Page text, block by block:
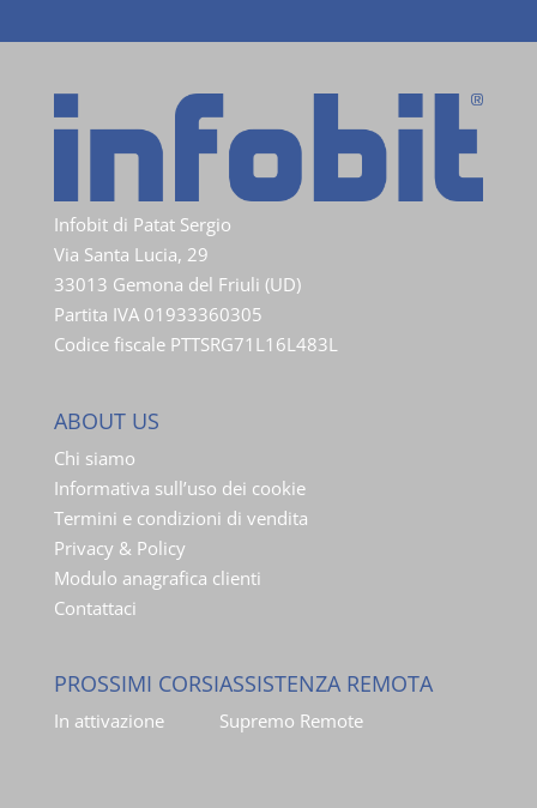
Infobit di Patat Sergio
Via Santa Lucia, 29
33013 Gemona del Friuli (UD)
Partita IVA 01933360305
Codice fiscale PTTSRG71L16L483L
ABOUT US
Chi siamo
Informativa sull’uso dei cookie
Termini e condizioni di vendita
Privacy & Policy
Modulo anagrafica clienti
Contattaci
PROSSIMI CORSI
In attivazione
ASSISTENZA REMOTA
Supremo Remote